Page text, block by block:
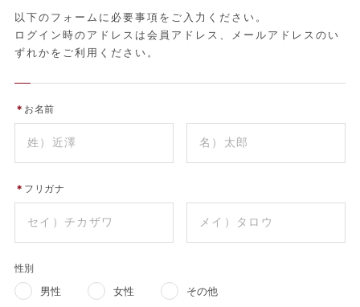
以下のフォームに必要事項をご入力ください。
ログイン時のアドレスは会員アドレス、メールアドレスのい
ずれかをご利用ください。
＊ お名前
＊ フリガナ
性別
男性 女性 その他